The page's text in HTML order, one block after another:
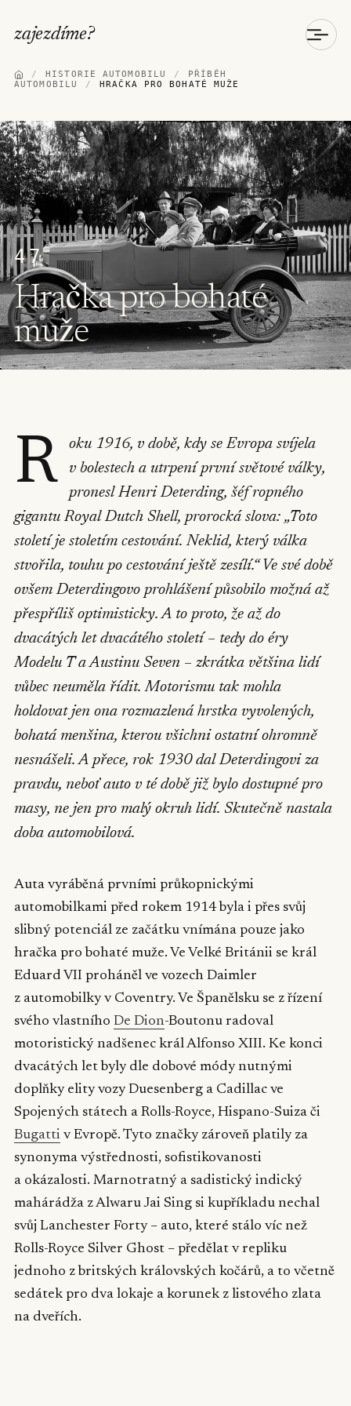
zajezdíme?
/ HISTORIE AUTOMOBILU /
PŘÍBĚH
AUTOMOBILU
/ HRAČKA PRO BOHATÉ MUŽE
47
Hračka pro bohaté
muže
R
oku 1916, v době, kdy se Evropa svíjela
v bolestech a utrpení první světové války,
pronesl Henri Deterding, šéf ropného
gigantu Royal Dutch Shell, prorocká slova: „Toto
století je stoletím cestování. Neklid, který válka
stvořila, touhu po cestování ještě zesílí.“ Ve své době
ovšem Deterdingovo prohlášení působilo možná až
přespříliš optimisticky. A to proto, že až do
dvacátých let dvacátého století – tedy do éry
Modelu T a Austinu Seven – zkrátka většina lidí
vůbec neuměla řídit. Motorismu tak mohla
holdovat jen ona rozmazlená hrstka vyvolených,
bohatá menšina, kterou všichni ostatní ohromně
nesnášeli. A přece, rok 1930 dal Deterdingovi za
pravdu, neboť auto v té době již bylo dostupné pro
masy, ne jen pro malý okruh lidí. Skutečně nastala
doba automobilová.
Auta vyráběná prvními průkopnickými
automobilkami před rokem 1914 byla i přes svůj
slibný potenciál ze začátku vnímána pouze jako
hračka pro bohaté muže. Ve Velké Británii se král
Eduard VII proháněl ve vozech Daimler
z automobilky v Coventry. Ve Španělsku se z řízení
svého vlastního De Dion-Boutonu radoval
motoristický nadšenec král Alfonso XIII. Ke konci
dvacátých let byly dle dobové módy nutnými
doplňky elity vozy Duesenberg a Cadillac ve
Spojených státech a Rolls-Royce, Hispano-Suiza či
Bugatti v Evropě. Tyto značky zároveň platily za
synonyma výstřednosti, sofistikovanosti
a okázalosti. Marnotratný a sadistický indický
mahárádža z Alwaru Jai Sing si kupříkladu nechal
svůj Lanchester Forty – auto, které stálo víc než
Rolls-Royce Silver Ghost – předělat v repliku
jednoho z britských královských kočárů, a to včetně
sedátek pro dva lokaje a korunek z listového zlata
na dveřích.